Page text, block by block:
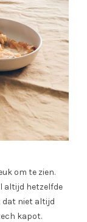
om te zien.
altijd hetzelfde
dat niet altijd
kapot.